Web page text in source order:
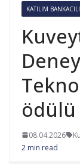
KATILIM
ödülü
08.04.2026
2 min read